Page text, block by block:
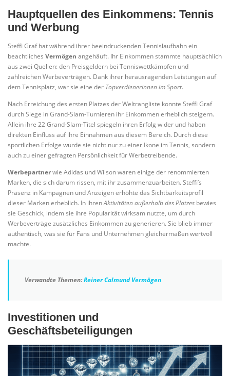
Hauptquellen des Einkommens: Tennis
und Werbung
Steffi Graf hat während ihrer beeindruckenden Tennislaufbahn ein
beachtliches Vermögen angehäuft. Ihr Einkommen stammte hauptsächlich
aus zwei Quellen: den Preisgeldern bei Tenniswettkämpfen und
zahlreichen Werbeverträgen. Dank ihrer herausragenden Leistungen auf
dem Tennisplatz, war sie eine der Topverdienerinnen im Sport.
Nach Erreichung des ersten Platzes der Weltrangliste konnte Steffi Graf
durch Siege in Grand-Slam-Turnieren ihr Einkommen erheblich steigern.
Allein ihre 22 Grand-Slam-Titel spiegeln ihren Erfolg wider und haben
direkten Einfluss auf ihre Einnahmen aus diesem Bereich. Durch diese
sportlichen Erfolge wurde sie nicht nur zu einer Ikone im Tennis, sondern
auch zu einer gefragten Persönlichkeit für Werbetreibende.
Werbepartnerwie Adidas und Wilson waren einige der renommierten
Marken, die sich darum rissen, mit ihr zusammenzuarbeiten. Steffi’s
Präsenz in Kampagnen und Anzeigen erhöhte das Sichtbarkeitsprofil
dieser Marken erheblich. In ihrenAktivitäten außerhalb des Platzes bewies
sie Geschick, indem sie ihre Popularität wirksam nutzte, um durch
Werbeverträge zusätzliches Einkommen zu generieren. Sie blieb immer
authentisch, was sie für Fans und Unternehmen gleichermaßen wertvoll
machte.
Verwandte Themen:Reiner Calmund Vermögen
Investitionen und
Geschäftsbeteiligungen